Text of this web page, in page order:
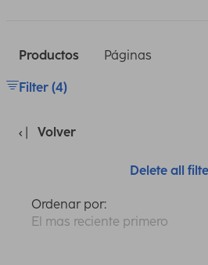
Productos Páginas
Filter (4)
Volver
Delete all
Ordenar por:
El mas reciente primero